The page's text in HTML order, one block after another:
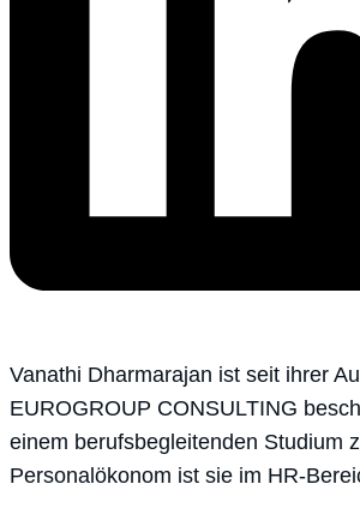
Vanathi Dharmarajan ist seit ihrer
EUROGROUP CONSULTING
einem berufsbegleitenden Studium
Personalökonom ist sie im HR-